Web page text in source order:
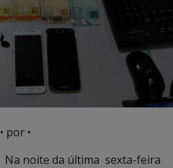
• por •
Na noite da última sexta-feira